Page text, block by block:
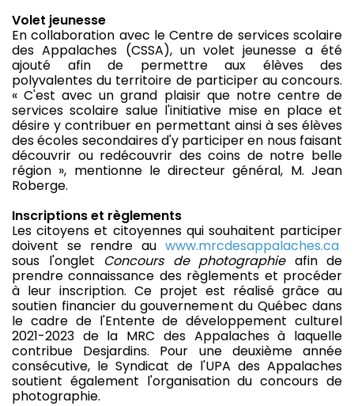
Volet jeunesse
En collaboration avec le Centre de services scolaire
des Appalaches (CSSA), un volet jeunesse a été
ajouté afin de permettre aux élèves des
polyvalentes du territoire de participer au concours.
« C'est avec un grand plaisir que notre centre de
services scolaire salue l'initiative mise en place et
désire y contribuer en permettant ainsi à ses élèves
des écoles secondaires d'y participer en nous faisant
découvrir ou redécouvrir des coins de notre belle
région », mentionne le directeur général, M. Jean
Roberge.
Inscriptions et règlements
Les citoyens et citoyennes qui souhaitent participer
doivent se rendre au www.mrcdesappalaches.ca
sous l'onglet Concours de photographieafin de
prendre connaissance des règlements et procéder
à leur inscription. Ce projet est réalisé grâce au
soutien financier du gouvernement du Québec dans
le cadre de l'Entente de développement culturel
2021-2023 de la MRC des Appalaches à laquelle
contribue Desjardins. Pour une deuxième année
consécutive, le Syndicat de l'UPA des Appalaches
soutient également l'organisation du concours de
photographie.